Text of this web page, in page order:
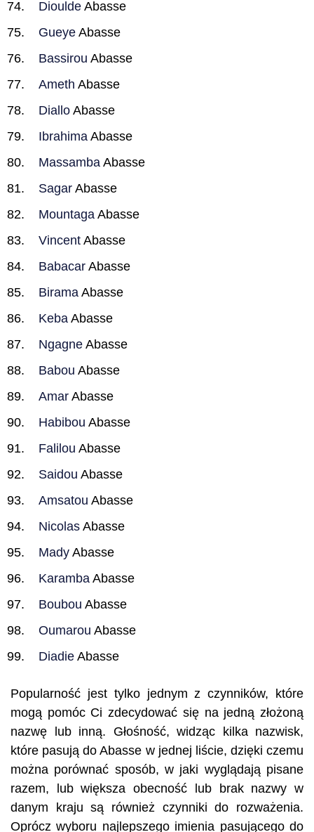
Dioulde Abasse
Gueye Abasse
Bassirou Abasse
Ameth Abasse
Diallo Abasse
Ibrahima Abasse
Massamba Abasse
Sagar Abasse
Mountaga Abasse
Vincent Abasse
Babacar Abasse
Birama Abasse
Keba Abasse
Ngagne Abasse
Babou Abasse
Amar Abasse
Habibou Abasse
Falilou Abasse
Saidou Abasse
Amsatou Abasse
Nicolas Abasse
Mady Abasse
Karamba Abasse
Boubou Abasse
Oumarou Abasse
Diadie Abasse
Popularność jest tylko jednym z czynników, które
mogą pomóc Ci zdecydować się na jedną złożoną
nazwę lub inną. Głośność, widząc kilka nazwisk,
które pasują do Abasse w jednej liście, dzięki czemu
można porównać sposób, w jaki wyglądają pisane
razem, lub większa obecność lub brak nazwy w
danym kraju są również czynniki do rozważenia.
Oprócz wyboru najlepszego imienia pasującego do